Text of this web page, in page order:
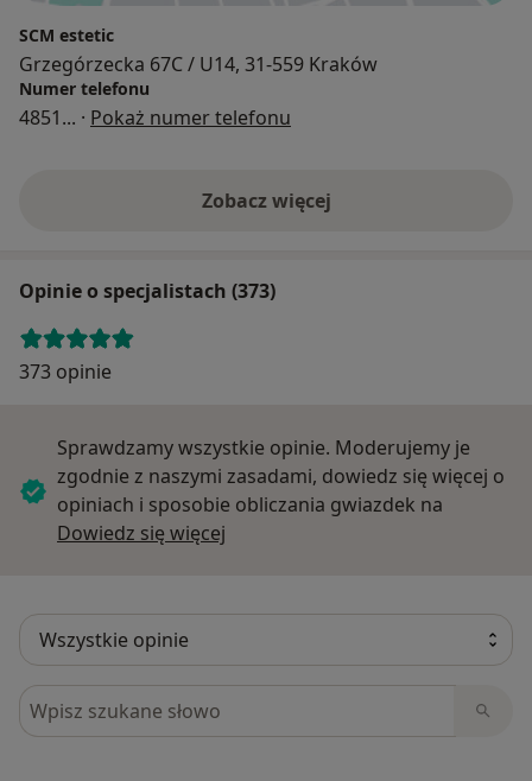
SCM estetic
Grzegórzecka 67C / U14, 31-559 Kraków
Numer telefonu
4851... · Pokaż numer telefonu
Zobacz więcej
Opinie o specjalistach (373)
373 opinie
Sprawdzamy wszystkie opinie. Moderujemy je
zgodnie z naszymi zasadami, dowiedz się więcej o
opiniach i sposobie obliczania gwiazdek na
Dowiedz się więcej
Szukaj w opiniach